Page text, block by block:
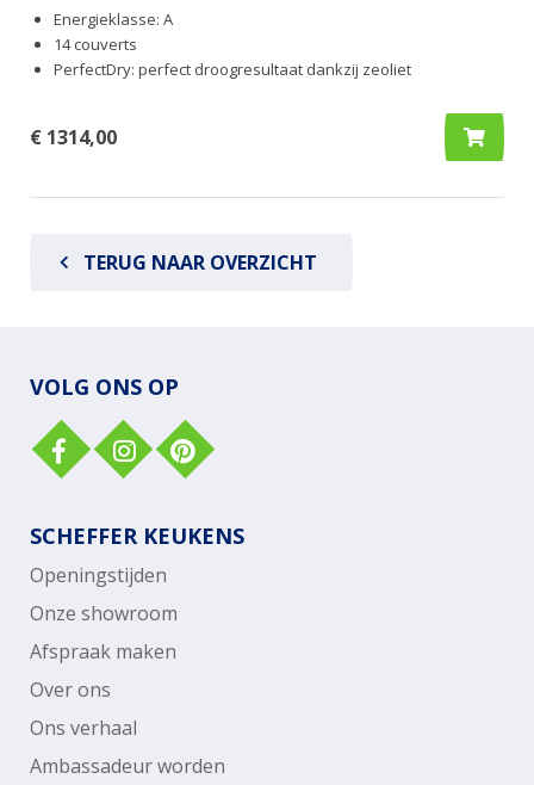
Energieklasse: A
14 couverts
PerfectDry: perfect droogresultaat dankzij zeoliet
€ 1314,00
TERUG NAAR OVERZICHT
VOLG ONS OP
SCHEFFER KEUKENS
Openingstijden
Onze showroom
Afspraak maken
Over ons
Ons verhaal
Ambassadeur worden